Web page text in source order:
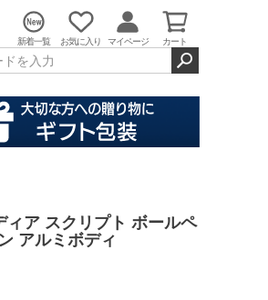
新着一覧 お気に入り マイページ カート
ィア スクリプト ボールペ
アルミボディ